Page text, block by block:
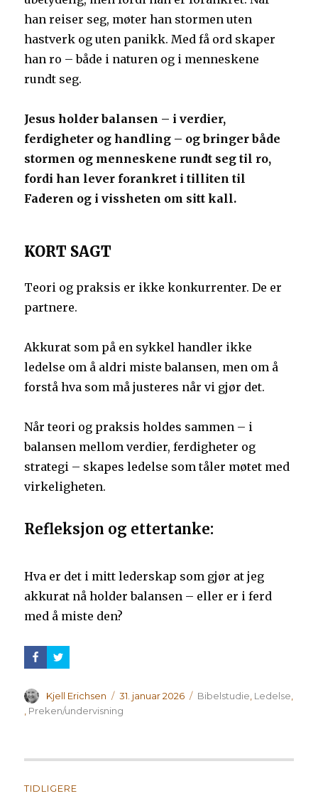
han reiser seg, møter han stormen uten
hastverk og uten panikk. Med få ord skaper
han ro – både i naturen og i menneskene
rundt seg.
Jesus holder balansen – i verdier,
ferdigheter og handling – og bringer både
stormen og menneskene rundt seg til ro,
fordi han lever forankret i tilliten til
Faderen og i vissheten om sitt kall.
KORT SAGT
Teori og praksis er ikke konkurrenter. De er
partnere.
Akkurat som på en sykkel handler ikke
ledelse om å aldri miste balansen, men om å
forstå hva som må justeres når vi gjør det.
Når teori og praksis holdes sammen – i
balansen mellom verdier, ferdigheter og
strategi – skapes ledelse som tåler møtet med
virkeligheten.
Refleksjon og ettertanke:
Hva er det i mitt lederskap som gjør at jeg
akkurat nå holder balansen – eller er i ferd
med å miste den?
Forfatter
Kjell Erichsen Publisert
31. januar 2026 Kategorier
Bibelstudie Ledelse
Preken/undervisning
TIDLIGERE